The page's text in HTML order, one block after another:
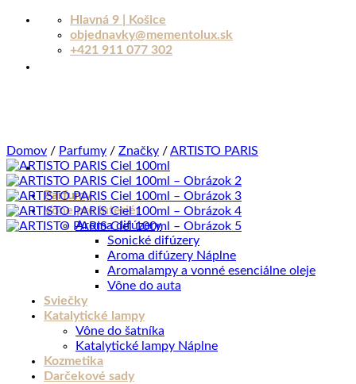
Skip
Hlavná 9 | Košice
objednavky@mementolux.sk
+421 911 077 302
Parfumy
Vône pre interiér
Aroma difúzery
Sonické difúzery
Aroma difúzery Náplne
Aromalampy a vonné esenciálne oleje
Vône do auta
Sviečky
Katalytické lampy
Vône do šatníka
Katalytické lampy Náplne
Kozmetika
Darčekové sady
Domov / Parfumy / Značky /ARTISTO PARIS